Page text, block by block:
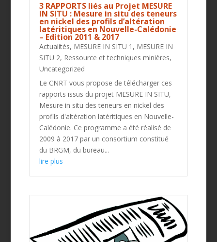
3 RAPPORTS liés au Projet MESURE
IN SITU : Mesure in situ des teneurs
en nickel des profils d’altération
latéritiques en Nouvelle-Calédonie
– Edition 2011 & 2017
Actualités, MESURE IN SITU 1 , MESURE IN
SITU 2, Ressource et techniques minières,
Uncategorized
Le CNRT vous propose de télécharger ces
rapports issus du projet MESURE IN SITU,
Mesure in situ des teneurs en nickel des
profils d'altération latéritiques en Nouvelle-
Calédonie. Ce programme a été réalisé de
2009 à 2017 par un consortium constitué
du BRGM, du bureau...
lire plus